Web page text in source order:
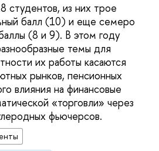
студентов, из них трое
балл (10) и еще семеро
(8 и 9). В этом году
темы для
их работы касаются
рынков, пенсионных
влияния на финансовые
«торговли» через
фьючерсов.